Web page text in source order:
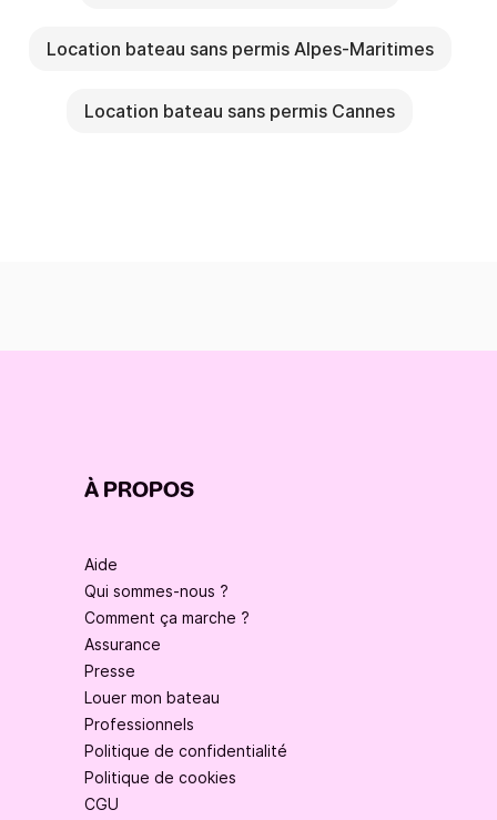
Location bateau sans permis Alpes-Maritimes
Location bateau sans permis Cannes
À PROPOS
Aide
Qui sommes-nous ?
Comment ça marche ?
Assurance
Presse
Louer mon bateau
Professionnels
Politique de confidentialité
Politique de cookies
CGU